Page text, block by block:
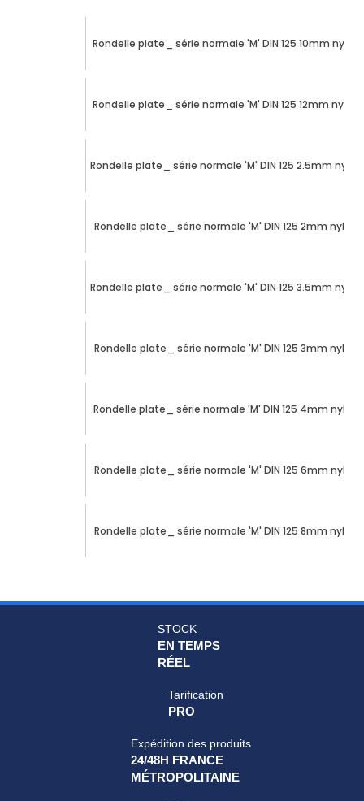
Rondelle plate_ série normale 'M' DIN 125 10mm nylon
Rondelle plate_ série normale 'M' DIN 125 12mm nylon
Rondelle plate_ série normale 'M' DIN 125 2.5mm nylon
Rondelle plate_ série normale 'M' DIN 125 2mm nylon
Rondelle plate_ série normale 'M' DIN 125 3.5mm nylon
Rondelle plate_ série normale 'M' DIN 125 3mm nylon
Rondelle plate_ série normale 'M' DIN 125 4mm nylon
Rondelle plate_ série normale 'M' DIN 125 6mm nylon
Rondelle plate_ série normale 'M' DIN 125 8mm nylon
STOCK
EN TEMPS
RÉEL
Tarification
PRO
Expédition des produits
24/48H FRANCE
MÉTROPOLITAINE